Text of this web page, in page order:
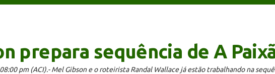
prepara sequência de A
08:00 pm (ACI).- Mel Gibson e o roteirista Randal Wallace já estão trabalhando na